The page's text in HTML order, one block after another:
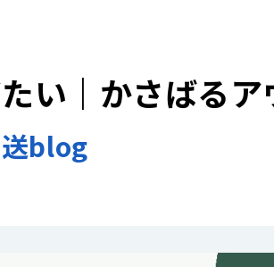
blog
い｜かさばる